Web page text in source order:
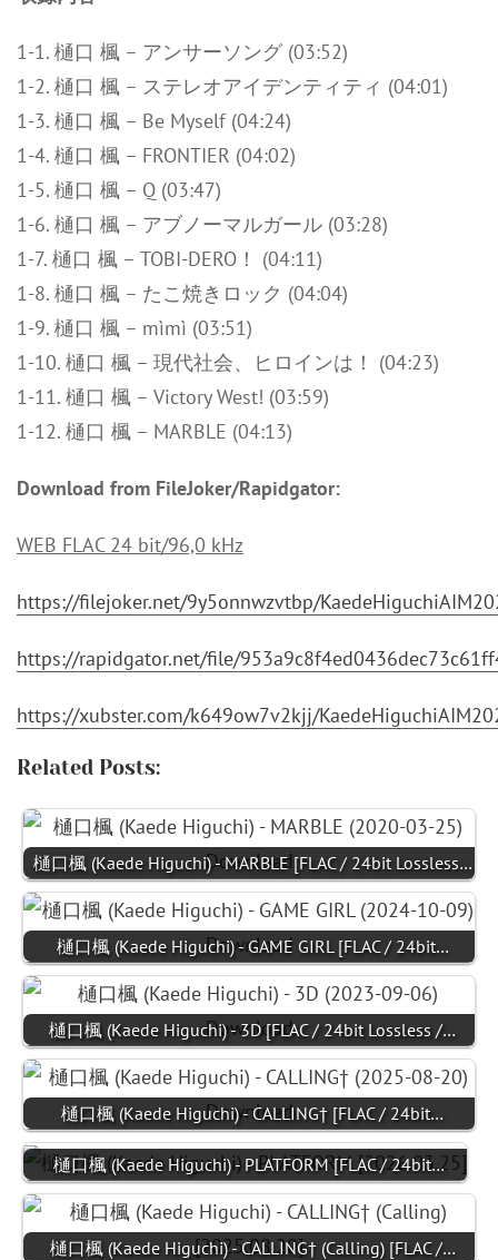
1-1. 樋口 楓 – アンサーソング (03:52)
1-2. 樋口 楓 – ステレオアイデンティティ (04:01)
1-3. 樋口 楓 – Be Myself (04:24)
1-4. 樋口 楓 – FRONTIER (04:02)
1-5. 樋口 楓 – Q (03:47)
1-6. 樋口 楓 – アブノーマルガール (03:28)
1-7. 樋口 楓 – TOBI-DERO！ (04:11)
1-8. 樋口 楓 – たこ焼きロック (04:04)
1-9. 樋口 楓 – mìmì (03:51)
1-10. 樋口 楓 – 現代社会、ヒロインは！ (04:23)
1-11. 樋口 楓 – Victory West! (03:59)
1-12. 樋口 楓 – MARBLE (04:13)
Download from FileJoker/Rapidgator:
WEB FLAC 24 bit/96,0 kHz
https://filejoker.net/9y5onnwzvtbp/
https://rapidgator.net/file/
https://xubster.com/k649ow7v2kjj/
Related Posts:
樋口楓 (Kaede Higuchi) - MARBLE [FLAC / 24bit Lossless…
樋口楓 (Kaede Higuchi) - GAME GIRL [FLAC / 24bit…
樋口楓 (Kaede Higuchi) - 3D [FLAC / 24bit Lossless /…
樋口楓 (Kaede Higuchi) - CALLING† [FLAC / 24bit…
樋口楓 (Kaede Higuchi) - PLATFORM [FLAC / 24bit…
樋口楓 (Kaede Higuchi) - CALLING† (Calling) [FLAC /…